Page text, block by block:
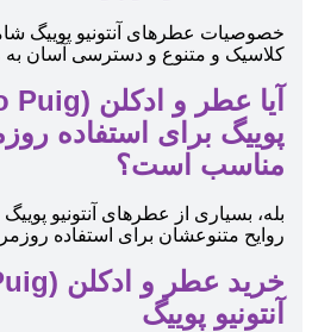
خصوصیات عطرهای آنتونیو پوییگ
کلاسیک و متنوع و دسترسی آسان
پوییگ برای استفاده
مناسب است؟
بله، بسیاری از عطرهای آنتونیو
روایح متنوعشان برای استفاده
آنتونیو پوییگ